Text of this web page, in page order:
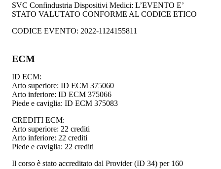
SVC Confindustria Dispositivi Medici: L’EVENTO E’
STATO VALUTATO CONFORME AL CODICE ETICO
CODICE EVENTO: 2022-1124155811
ECM
ID ECM:
Arto superiore: ID ECM 375060
Arto inferiore: ID ECM 375066
Piede e caviglia: ID ECM 375083
CREDITI ECM:
Arto superiore: 22 crediti
Arto inferiore: 22 crediti
Piede e caviglia: 22 crediti
Il corso è stato accreditato dal Provider (ID 34) per 160